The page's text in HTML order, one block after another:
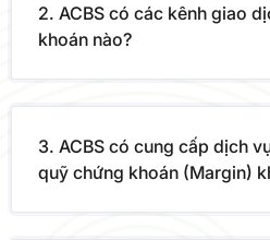
2. ACBS có các kênh giao
khoán nào?
3. ACBS có cung cấp dịch
quỹ chứng khoán (Margin)